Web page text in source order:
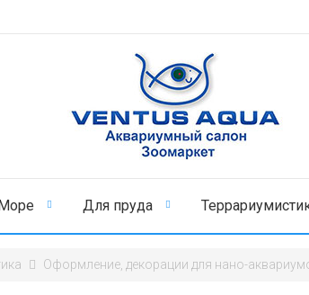
Для пруда
Оформление, декорации для нано-